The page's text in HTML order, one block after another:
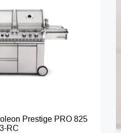
Prestige PRO 825
RC